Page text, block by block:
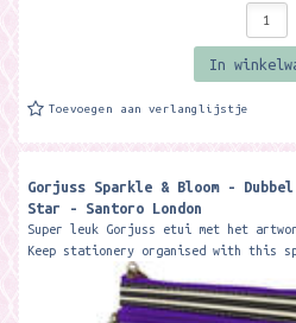
In
Toevoegen aan verlanglijstje
Gorjuss Sparkle & Bloom -
Star - Santoro London
Super leuk Gorjuss etui met het
Keep stationery organised with this